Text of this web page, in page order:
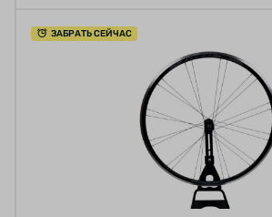
ЗАБРАТЬ СЕЙЧАС